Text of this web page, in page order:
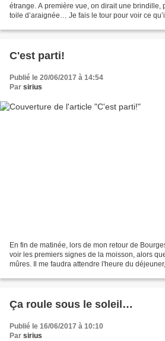
étrange. A première vue, on dirait une brindille,
toile d’araignée… Je fais le tour pour voir ce
C'est parti!
Publié le 20/06/2017 à 14:54
Par sirius
En fin de matinée, lors de mon retour de
voir les premiers signes de la moisson, alors
mûres. Il me faudra attendre l'heure du
Ça roule sous le soleil…
Publié le 16/06/2017 à 10:10
Par sirius